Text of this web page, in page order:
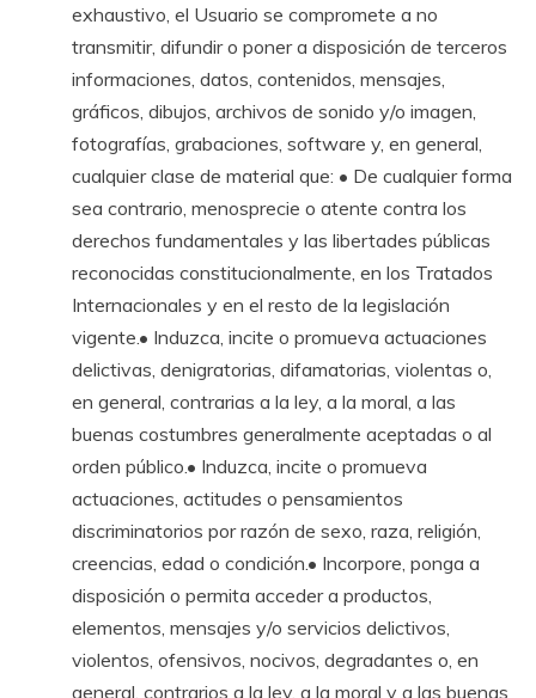
exhaustivo, el Usuario se compromete a no
transmitir, difundir o poner a disposición de terceros
informaciones, datos, contenidos, mensajes,
gráficos, dibujos, archivos de sonido y/o imagen,
fotografías, grabaciones, software y, en general,
cualquier clase de material que: • De cualquier forma
sea contrario, menosprecie o atente contra los
derechos fundamentales y las libertades públicas
reconocidas constitucionalmente, en los Tratados
Internacionales y en el resto de la legislación
vigente.• Induzca, incite o promueva actuaciones
delictivas, denigratorias, difamatorias, violentas o,
en general, contrarias a la ley, a la moral, a las
buenas costumbres generalmente aceptadas o al
orden público.• Induzca, incite o promueva
actuaciones, actitudes o pensamientos
discriminatorios por razón de sexo, raza, religión,
creencias, edad o condición.• Incorpore, ponga a
disposición o permita acceder a productos,
elementos, mensajes y/o servicios delictivos,
violentos, ofensivos, nocivos, degradantes o, en
general, contrarios a la ley, a la moral y a las buenas